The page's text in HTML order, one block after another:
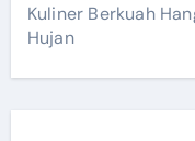
Kuliner Berkuah
Hujan